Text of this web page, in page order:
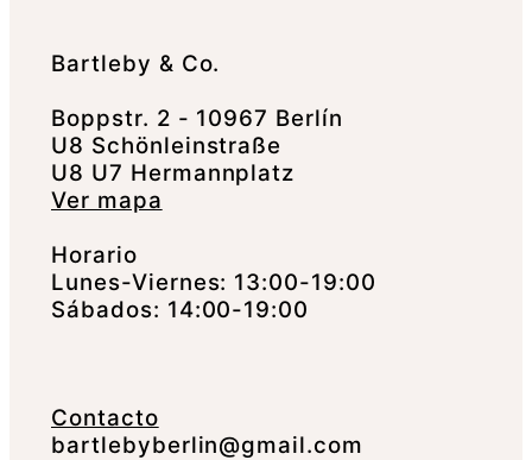
Bartleby & Co.
Boppstr. 2 - 10967 Berlín
U8 Schönleinstraße
U8 U7 Hermannplatz
Ver mapa
Horario
Lunes-Viernes: 13:00-19:00
Sábados: 14:00-19:00
Contacto
bartlebyberlin@gmail.com